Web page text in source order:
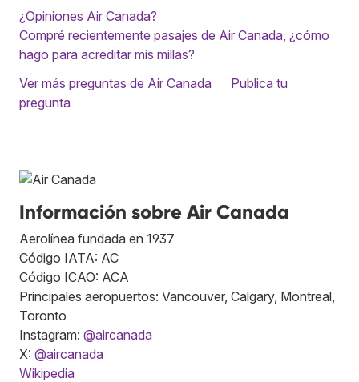
¿Opiniones Air Canada?
Compré recientemente pasajes de Air Canada, ¿cómo
hago para acreditar mis millas?
Ver más preguntas de Air Canada
Publica tu
pregunta
Información sobre Air Canada
Aerolínea fundada en 1937
Código IATA: AC
Código ICAO: ACA
Principales aeropuertos: Vancouver, Calgary, Montreal,
Toronto
Instagram: @aircanada
X: @aircanada
Wikipedia